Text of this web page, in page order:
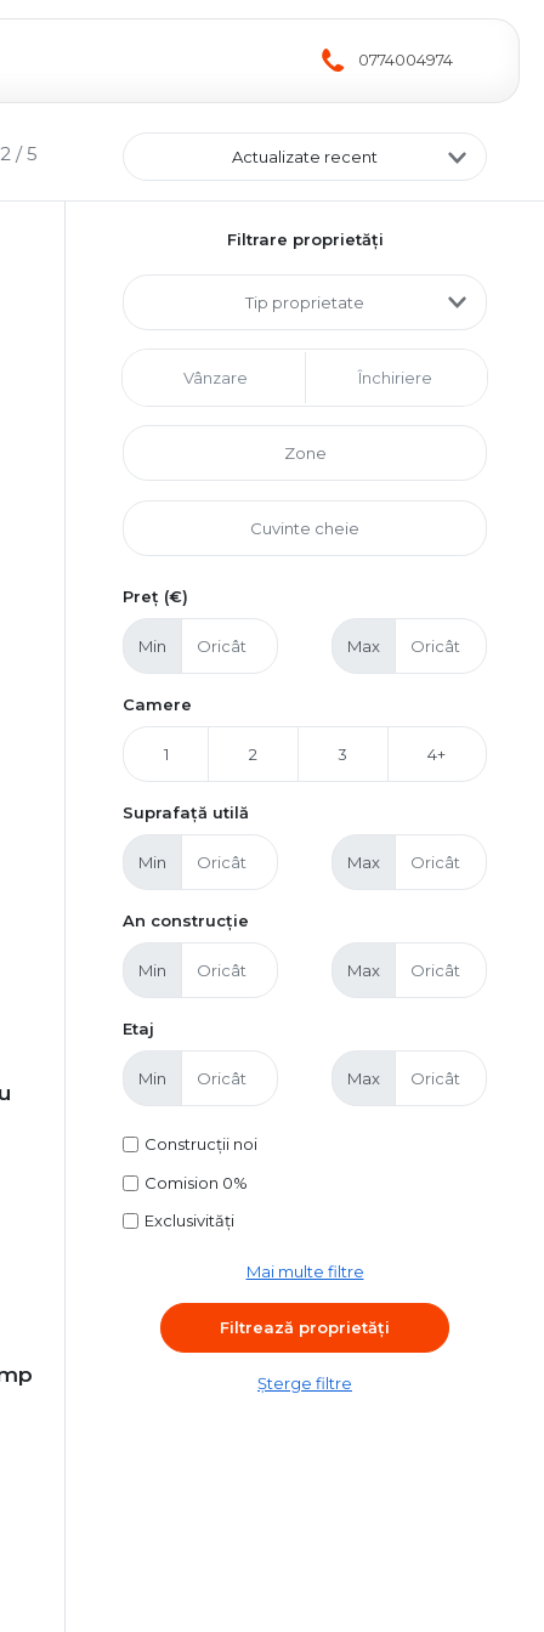
0774004974
/ 5 Actualizate recent
Filtrare proprietăți
Tip proprietate
Vânzare Închiriere
Preț (€)
Min Max
Camere
1 2 3 4+
Suprafață utilă
Min Max
An construcție
Min Max
Etaj
Min Max
Construcții noi
Comision 0%
Exclusivități
Mai multe filtre
Șterge filtre